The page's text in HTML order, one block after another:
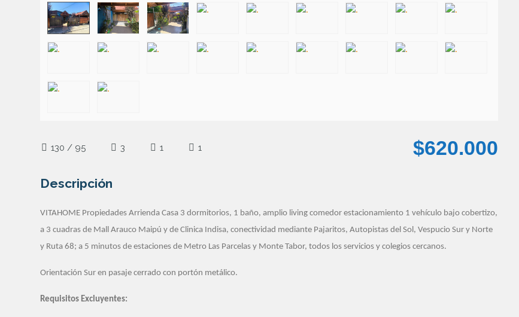
130 / 95 3 1 1 $620.000
Descripción
VITAHOME Propiedades Arrienda Casa 3 dormitorios, 1 baño, amplio living comedor estacionamiento 1 vehículo bajo cobertizo,
a 3 cuadras de Mall Arauco Maipú y de Clinica Indisa, conectividad mediante Pajaritos, Autopistas del Sol, Vespucio Sur y Norte
y Ruta 68; a 5 minutos de estaciones de Metro Las Parcelas y Monte Tabor, todos los servicios y colegios cercanos.
Orientación Sur en pasaje cerrado con portón metálico.
Requisitos Excluyentes: